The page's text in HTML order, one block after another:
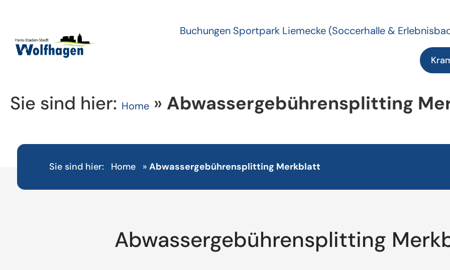
Buchungen Sportpark Liemecke (Soccerhalle &
Sie sind hier: Home » Abwassergebührensplitting
Sie sind hier: Home » Abwassergebührensplitting Merkblatt
Abwassergebührensplitting